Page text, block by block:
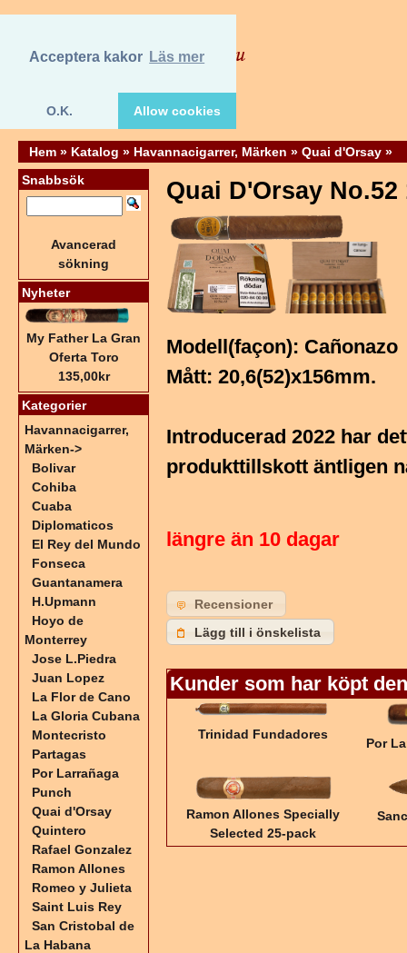
Acceptera kakor Läs mer
O.K. Allow cookies
Hem » Katalog » Havannacigarrer, Märken » Quai d'Orsay »
Quai D'Orsay No.52
Modell(façon): Cañonazo
Mått: 20,6(52)x156mm.
Introducerad 2022 har
produkttillskott äntligen
längre än 10 dagar
Recensioner
Lägg till i önskelista
Kunder som har köpt
Trinidad Fundadores
Por
Ramon Allones Specially
Selected 25-pack
Snabbsök
Avancerad
sökning
Nyheter
My Father La Gran
Oferta Toro
135,00kr
Kategorier
Havannacigarrer,
Märken->
Bolivar
Cohiba
Cuaba
Diplomaticos
El Rey del Mundo
Fonseca
Guantanamera
H.Upmann
Hoyo de
Monterrey
Jose L.Piedra
Juan Lopez
La Flor de Cano
La Gloria Cubana
Montecristo
Partagas
Por Larrañaga
Punch
Quai d'Orsay
Quintero
Rafael Gonzalez
Ramon Allones
Romeo y Julieta
Saint Luis Rey
San Cristobal de
La Habana